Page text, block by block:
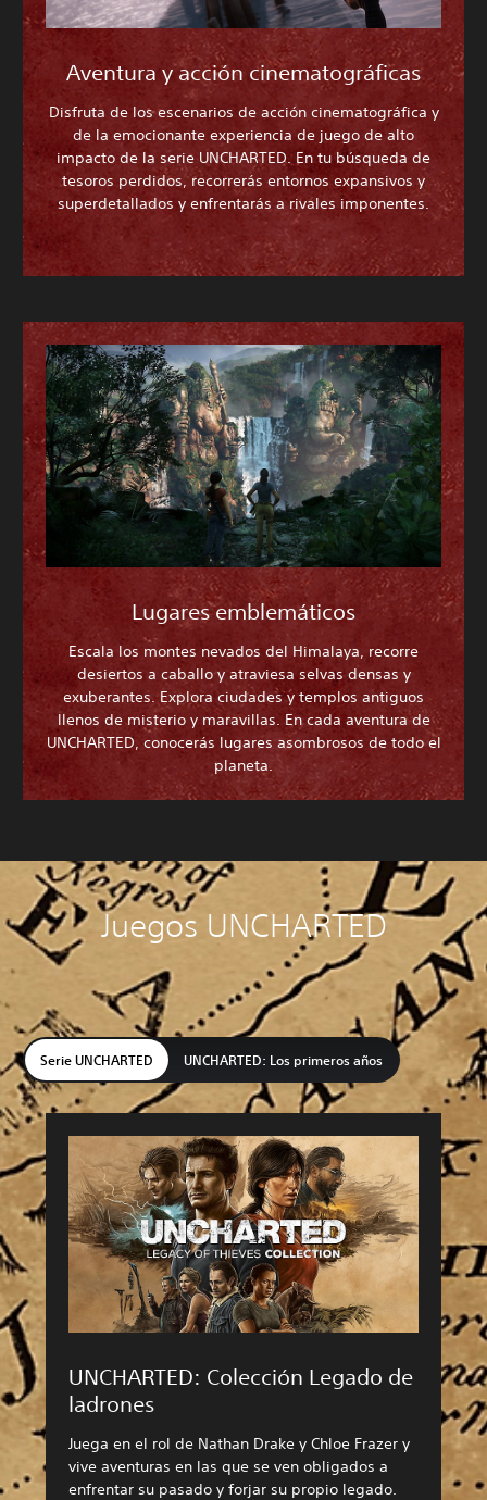
Aventura y acción cinematográficas
Disfruta de los escenarios de acción cinematográfica y
de la emocionante experiencia de juego de alto
impacto de la serie UNCHARTED. En tu búsqueda de
tesoros perdidos, recorrerás entornos expansivos y
superdetallados y enfrentarás a rivales imponentes.
Lugares emblemáticos
Escala los montes nevados del Himalaya, recorre
desiertos a caballo y atraviesa selvas densas y
exuberantes. Explora ciudades y templos antiguos
llenos de misterio y maravillas. En cada aventura de
UNCHARTED, conocerás lugares asombrosos de todo el
planeta.
Juegos UNCHARTED
Serie UNCHARTED UNCHARTED: Los primeros años
UNCHARTED: Colección Legado de
ladrones
Juega en el rol de Nathan Drake y Chloe Frazer y
vive aventuras en las que se ven obligados a
enfrentar su pasado y forjar su propio legado.